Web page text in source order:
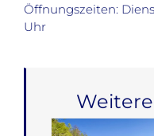
Öffnungszeiten:
Uhr